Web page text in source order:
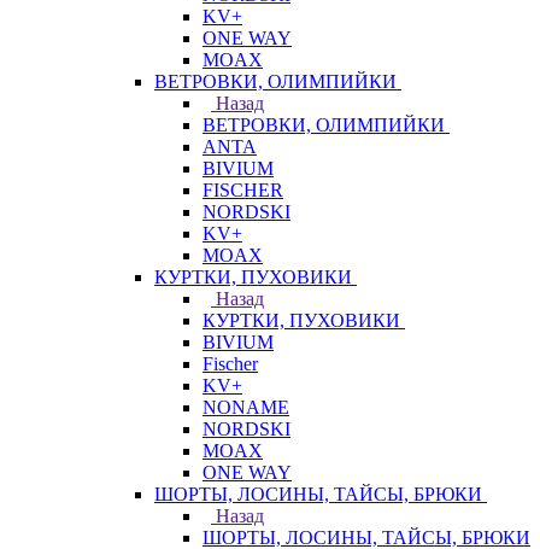
KV+
ONE WAY
MOAX
ВЕТРОВКИ, ОЛИМПИЙКИ
Назад
ВЕТРОВКИ, ОЛИМПИЙКИ
ANTA
BIVIUM
FISCHER
NORDSKI
KV+
MOAX
КУРТКИ, ПУХОВИКИ
Назад
КУРТКИ, ПУХОВИКИ
BIVIUM
Fischer
KV+
NONAME
NORDSKI
MOAX
ONE WAY
ШОРТЫ, ЛОСИНЫ, ТАЙСЫ, БРЮКИ
Назад
ШОРТЫ, ЛОСИНЫ, ТАЙСЫ, БРЮКИ